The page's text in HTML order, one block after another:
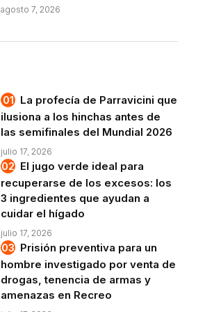
agosto 7, 2026
La profecía de Parravicini que
ilusiona a los hinchas antes de
las semifinales del Mundial 2026
julio 17, 2026
El jugo verde ideal para
recuperarse de los excesos: los
3 ingredientes que ayudan a
cuidar el hígado
julio 17, 2026
Prisión preventiva para un
hombre investigado por venta de
drogas, tenencia de armas y
amenazas en Recreo